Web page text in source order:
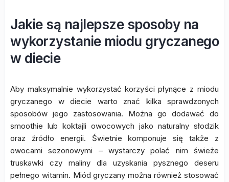
Jakie są najlepsze sposoby na
wykorzystanie miodu gryczanego
w diecie
Aby maksymalnie wykorzystać korzyści płynące z miodu
gryczanego w diecie warto znać kilka sprawdzonych
sposobów jego zastosowania. Można go dodawać do
smoothie lub koktajli owocowych jako naturalny słodzik
oraz źródło energii. Świetnie komponuje się także z
owocami sezonowymi – wystarczy polać nim świeże
truskawki czy maliny dla uzyskania pysznego deseru
pełnego witamin. Miód gryczany można również stosować